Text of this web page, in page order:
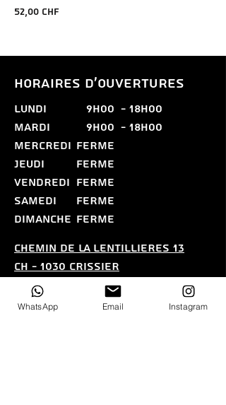
Preço
52,00 CHF
HORAIRES D'OUVERTURES
LUNDI
MARDI
MERCREDI
JEUDI
VENDREDI
SAMEDI
DIMANCHE
9h00
9H00
FERME
FERME
FERME
FERME
FERME
- 18H00
- 18H00
CHEMIN DE LA LENTILLIERES 13
CH - 1030 CRISSIER
CONTACT@ELILAZER.CH
076 686 11 19
WhatsApp Email Instagram